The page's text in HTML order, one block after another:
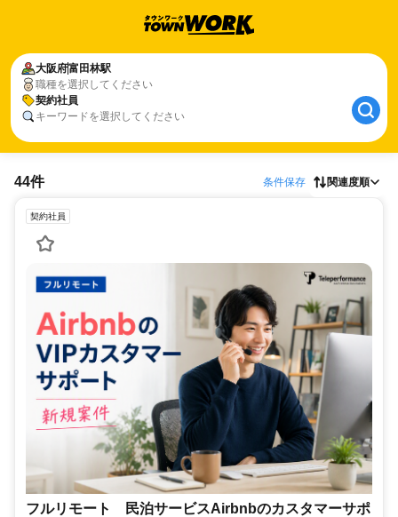
大阪府富田林駅
職種を選択してください
契約社員
キーワードを選択してください
44件 条件保存 関連度順
契約社員
フルリモート 民泊サービスAirbnbのカスタマーサポ